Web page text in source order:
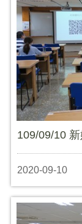
109/09/10
2020-09-10